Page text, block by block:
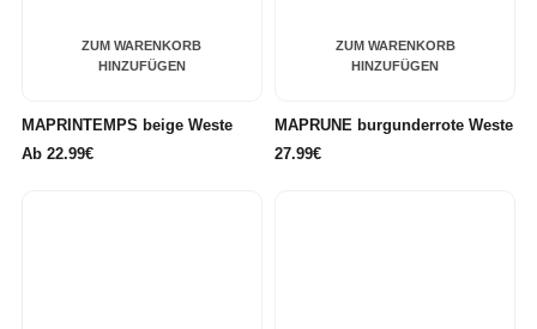
ZUM WARENKORB
HINZUFÜGEN
MAPRINTEMPS beige Weste
Ab 22.99€
ZUM WARENKORB
HINZUFÜGEN
MAPRUNE burgunderrote Weste
27.99€